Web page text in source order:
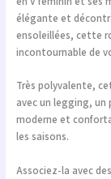
élégante et
ensoleillées, cette
incontournable de
Très polyvalente,
avec un legging, un
moderne et
les saisons.
Associez-la avec